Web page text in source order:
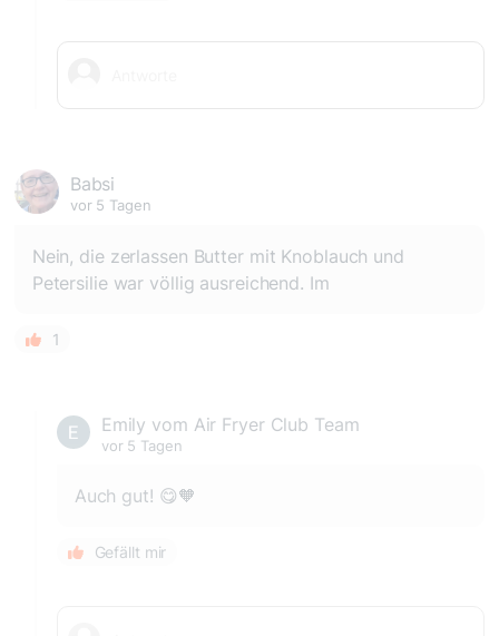
Babsi
vor 5 Tagen
Nein, die zerlassen Butter mit Knoblauch und
Petersilie war völlig ausreichend. Im
1
Emily vom Air Fryer Club Team
vor 5 Tagen
Auch gut! 😋🧡
Gefällt mir